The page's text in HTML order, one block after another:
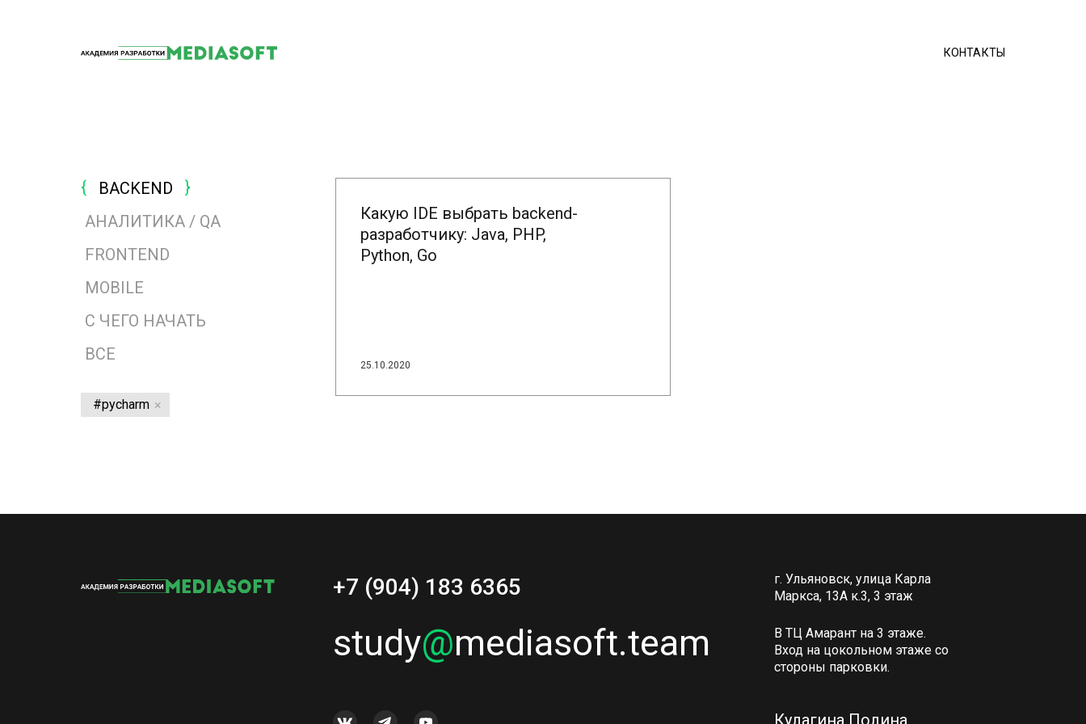
КОНТАКТЫ
BACKEND
АНАЛИТИКА / QA
FRONTEND
MOBILE
С ЧЕГО НАЧАТЬ
ВСЕ
#pycharm
Какую IDE выбрать backend-
разработчику: Java, PHP,
Python, Go
25.10.2020
+7 (904) 183 6365
study@mediasoft.team
г. Ульяновск, улица Карла
Маркса, 13А к.3, 3 этаж
В ТЦ Амарант на 3 этаже.
Вход на цокольном этаже со
стороны парковки.
Кулагина Полина